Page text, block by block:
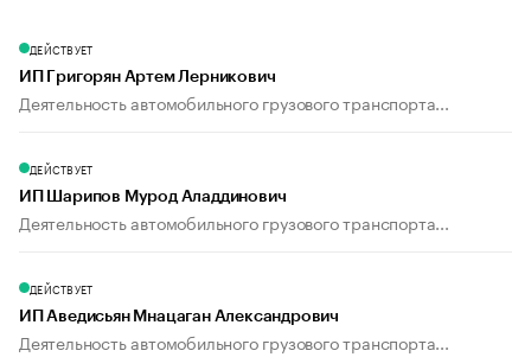
ДЕЙСТВУЕТ
ИП Григорян Артем Лерникович
Деятельность автомобильного грузового транспорта...
ДЕЙСТВУЕТ
ИП Шарипов Мурод Аладдинович
Деятельность автомобильного грузового транспорта...
ДЕЙСТВУЕТ
ИП Аведисьян Мнацаган Александрович
Деятельность автомобильного грузового транспорта...